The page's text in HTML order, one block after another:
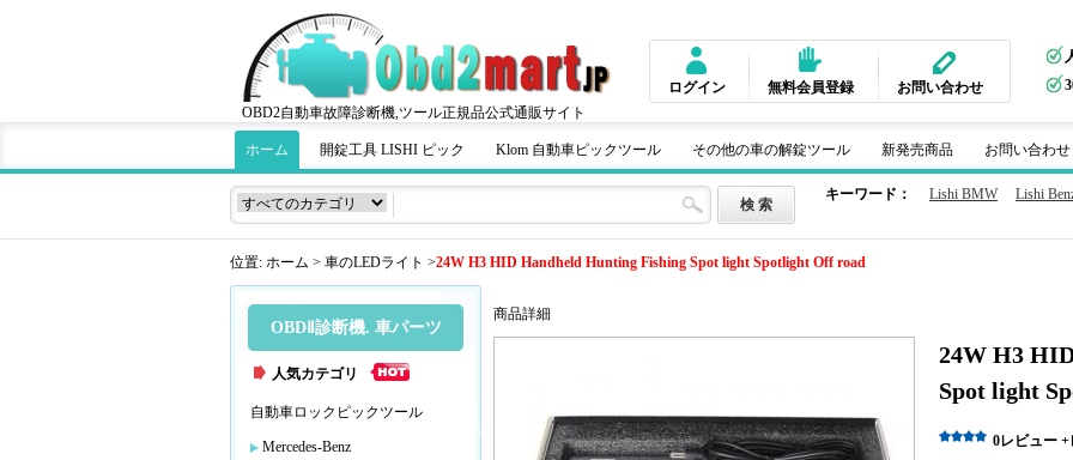
OBD2自動車故障診断機,ツール正規品公式通販サイト
ログイン 無料会員登録 お問い合わせ
ホーム 開錠工具 LISHI ピック Klom 自動車ピックツール その他の車の解錠ツール 新発売商品 お問い合わせ
キーワード： Lishi BMW Lishi
位置: ホーム > 車のLEDライト >24W H3 HID Handheld Hunting Fishing Spot light Spotlight Off road
OBDⅡ診断機. 車パーツ
人気カテゴリ
自動車ロックピックツール
Mercedes-Benz
商品詳細
24W H3
Spot light
0レビュー +